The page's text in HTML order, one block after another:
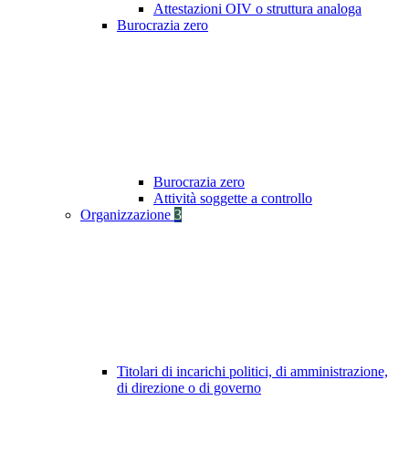
Attestazioni OIV o struttura analoga
Burocrazia zero
Burocrazia zero
Attività soggette a controllo
Organizzazione 3
Titolari di incarichi politici, di amministrazione,
di direzione o di governo